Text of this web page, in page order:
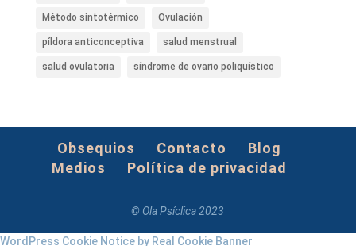
Método sintotérmico Ovulación
píldora anticonceptiva salud menstrual
salud ovulatoria síndrome de ovario poliquístico
Obsequios Contacto
Blog
Medios
Política de privacidad
© Ola Psíclica 2023
WordPress Cookie Notice by Real Cookie Banner